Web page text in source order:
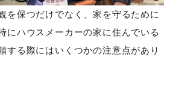
を保つだけでなく、家を守るために
にハウスメーカーの家に住んでいる
する際にはいくつかの注意点があり